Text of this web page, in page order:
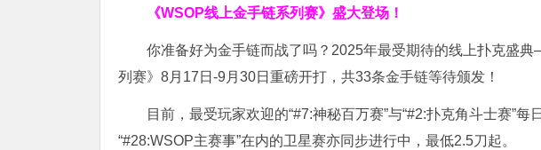
《WSOP线上金手链系列赛》 盛大登场！
你准备好为金手链而战了吗？2025年最受期待的线上扑克盛
列赛》8月17日-9月30日重磅开打，共33条金手链等待颁发！
目前，最受玩家欢迎的“#7:神秘百万赛”与“#2:扑克角斗士赛”
“#28:WSOP主赛事”在内的卫星赛亦同步进行中，最低2.5刀起。